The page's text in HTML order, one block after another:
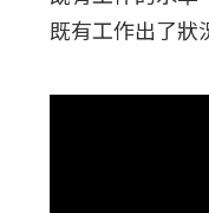
既有工作出了狀